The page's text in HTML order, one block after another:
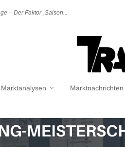
– Der Faktor „Saison...
Marktanalysen Marktnachrichten